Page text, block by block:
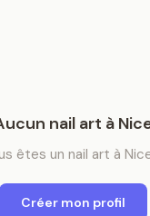
nail art à
êtes un nail art à
Créer mon profil